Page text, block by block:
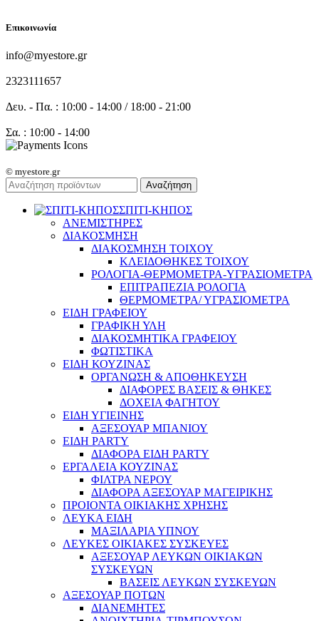
Επικοινωνία
info@myestore.gr
2323111657
Δευ. - Πα. : 10:00 - 14:00 / 18:00 - 21:00
Σα. : 10:00 - 14:00
© myestore.gr
Αναζήτηση
ΣΠΙΤΙ-ΚΗΠΟΣ
ΑΝΕΜΙΣΤΗΡΕΣ
ΔΙΑΚΟΣΜΗΣΗ
ΔΙΑΚΟΣΜΗΣΗ ΤΟΙΧΟΥ
ΚΛΕΙΔΟΘΗΚΕΣ ΤΟΙΧΟΥ
ΡΟΛΟΓΙΑ-ΘΕΡΜΟΜΕΤΡΑ-ΥΓΡΑΣΙΟΜΕΤΡΑ
ΕΠΙΤΡΑΠΕΖΙΑ ΡΟΛΟΓΙΑ
ΘΕΡΜΟΜΕΤΡΑ/ ΥΓΡΑΣΙΟΜΕΤΡΑ
ΕΙΔΗ ΓΡΑΦΕΙΟΥ
ΓΡΑΦΙΚΗ ΥΛΗ
ΔΙΑΚΟΣΜΗΤΙΚΑ ΓΡΑΦΕΙΟΥ
ΦΩΤΙΣΤΙΚΑ
ΕΙΔΗ ΚΟΥΖΙΝΑΣ
ΟΡΓΑΝΩΣΗ & ΑΠΟΘΗΚΕΥΣΗ
ΔΙΑΦΟΡΕΣ ΒΑΣΕΙΣ & ΘΗΚΕΣ
ΔΟΧΕΙΑ ΦΑΓΗΤΟΥ
ΕΙΔΗ ΥΓΙΕΙΝΗΣ
ΑΞΕΣΟΥΑΡ ΜΠΑΝΙΟΥ
ΕΙΔΗ PARTY
ΔΙΑΦΟΡΑ ΕΙΔΗ PARTY
ΕΡΓΑΛΕΙΑ ΚΟΥΖΙΝΑΣ
ΦΙΛΤΡΑ ΝΕΡΟΥ
ΔΙΑΦΟΡΑ ΑΞΕΣΟΥΑΡ ΜΑΓΕΙΡΙΚΗΣ
ΠΡΟΙΟΝΤΑ ΟΙΚΙΑΚΗΣ ΧΡΗΣΗΣ
ΛΕΥΚΑ ΕΙΔΗ
ΜΑΞΙΛΑΡΙΑ ΥΠΝΟΥ
ΛΕΥΚΕΣ ΟΙΚΙΑΚΕΣ ΣΥΣΚΕΥΕΣ
ΑΞΕΣΟΥΑΡ ΛΕΥΚΩΝ ΟΙΚΙΑΚΩΝ
ΣΥΣΚΕΥΩΝ
ΒΑΣΕΙΣ ΛΕΥΚΩΝ ΣΥΣΚΕΥΩΝ
ΑΞΕΣΟΥΑΡ ΠΟΤΩΝ
ΔΙΑΝΕΜΗΤΕΣ